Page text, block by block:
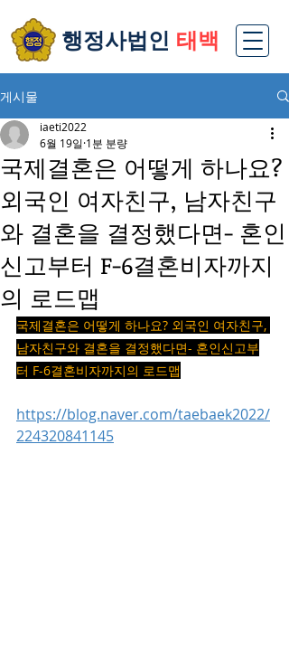
​행정사법인 태백
게시물
국제결혼은 어떻게 하나요?
외국인 여자친구, 남자친구
와 결혼을 결정했다면- 혼인
신고부터 F-6결혼비자까지
의 로드맵
iaeti2022
6월 19일 1분 분량
국제결혼은 어떻게 하나요? 외국인 여자친구,
남자친구와 결혼을 결정했다면- 혼인신고부
터 F-6결혼비자까지의 로드맵
https://blog.naver.com/taebaek2022/
224320841145